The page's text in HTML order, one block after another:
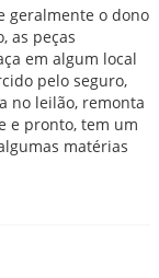
geralmente o dono
as peças
em algum local
pelo seguro,
no leilão, remonta
e pronto, tem um
matérias